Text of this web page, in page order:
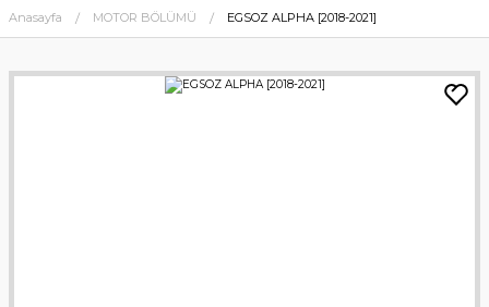
Anasayfa MOTOR BÖLÜMÜ EGSOZ ALPHA [2018-2021]